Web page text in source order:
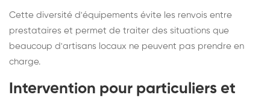
Cette diversité d'équipements évite les renvois entre
prestataires et permet de traiter des situations que
beaucoup d'artisans locaux ne peuvent pas prendre en
charge.
Intervention pour particuliers et